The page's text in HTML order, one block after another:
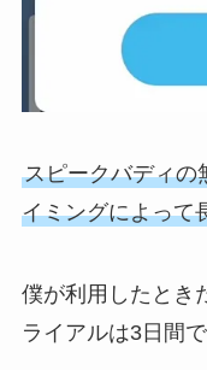
スピークバディの
イミングによって
僕が利用したとき
ライアルは3日間で